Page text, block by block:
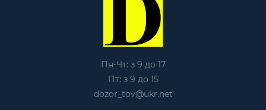
Пн-Чт: з 9 до 17
Пт: з 9 до 15
dozor_tov@ukr.net